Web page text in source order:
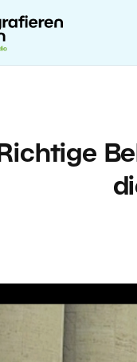
Richtige